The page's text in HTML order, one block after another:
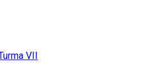
VII